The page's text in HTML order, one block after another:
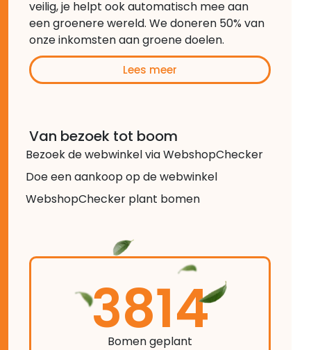
veilig, je helpt ook automatisch mee aan
een groenere wereld. We doneren 50% van
onze inkomsten aan groene doelen.
Lees meer
Van bezoek tot boom
Bezoek de webwinkel via WebshopChecker
Doe een aankoop op de webwinkel
WebshopChecker plant bomen
3814
Bomen geplant